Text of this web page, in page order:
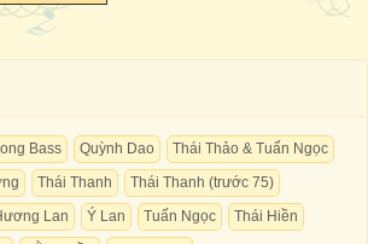
Bass Quỳnh Dao
Thái Thảo & Tuấn Ngọc
Thái Thanh
Thái Thanh (trước 75)
Lan Ý Lan Tuấn Ngọc
Thái Hiền